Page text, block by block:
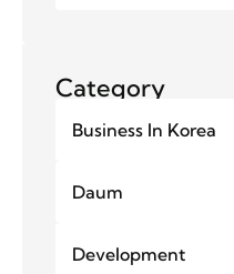
Category
Business In Korea
Daum
Development